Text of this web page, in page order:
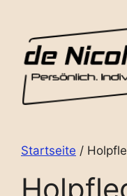
springen
Startseite /